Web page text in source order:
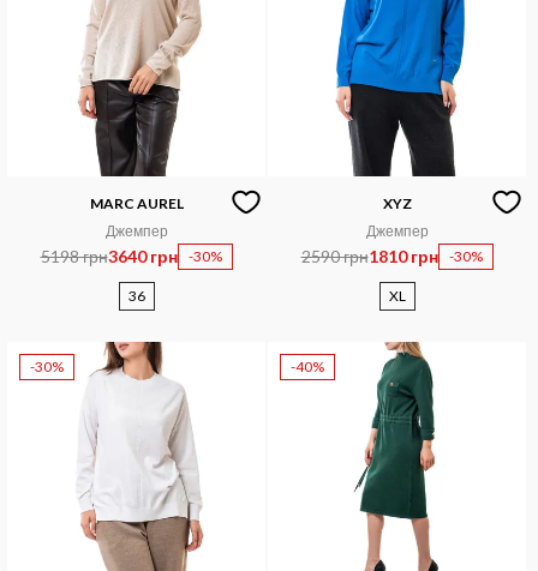
MARC AUREL
Джемпер
5198 грн3640 грн -30%
36
XYZ
Джемпер
2590 грн1810 грн -30%
XL
-30% -40%